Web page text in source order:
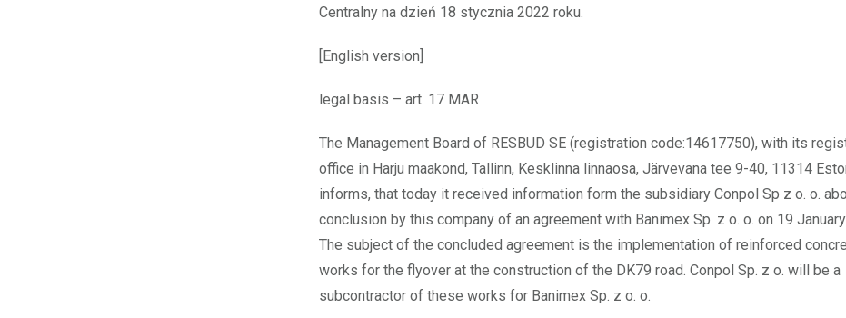
Centralny na dzień 18 stycznia 2022 roku.
[English version]
legal basis – art. 17 MAR
The Management Board of RESBUD SE (registration code:14617750), with its
office in Harju maakond, Tallinn, Kesklinna linnaosa, Järvevana tee 9-40, 11314
informs, that today it received information form the subsidiary Conpol Sp z o. o.
conclusion by this company of an agreement with Banimex Sp. z o. o. on 19
The subject of the concluded agreement is the implementation of reinforced
works for the flyover at the construction of the DK79 road. Conpol Sp. z o. will be a
subcontractor of these works for Banimex Sp. z o. o.